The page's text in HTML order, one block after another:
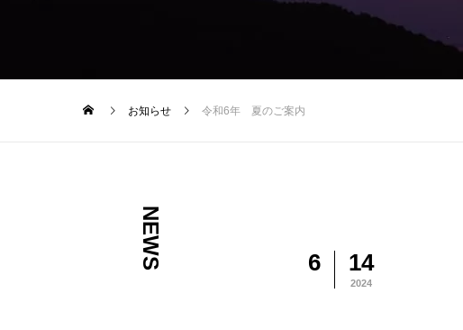
お知らせ 令和6年 夏のご案内
NEWS 6 14
2024